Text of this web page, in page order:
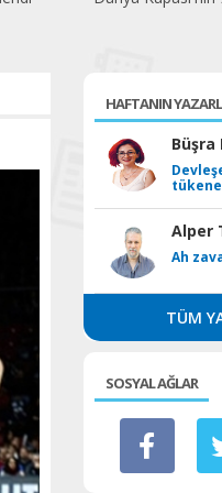
HAFTANIN
Büşra
Alper
Ah
TÜM
SOSYAL AĞLAR